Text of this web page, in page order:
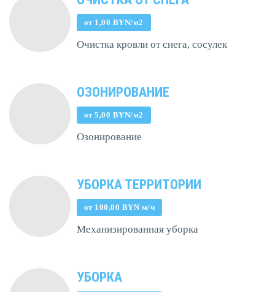
от 1,00 BYN/м2
Очистка кровли от снега, сосулек
ОЗОНИРОВАНИЕ
от 5,00 BYN/м2
Озонирование
УБОРКА ТЕРРИТОРИИ
от 100,00 BYN м/ч
Механизированная уборка
УБОРКА